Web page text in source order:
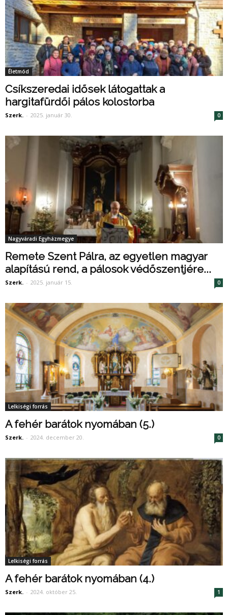
Életmód
Csíkszeredai idősek látogattak a
hargitafürdői pálos kolostorba
Szerk. - 2025. január 30. 0
Nagyváradi Egyházmegye
Remete Szent Pálra, az egyetlen magyar
alapítású rend, a pálosok védőszentjére...
Szerk. - 2025. január 15. 0
Lelkiségi forrás
A fehér barátok nyomában (5.)
Szerk. - 2024. december 20. 0
Lelkiségi forrás
A fehér barátok nyomában (4.)
Szerk. - 2024. október 25. 1